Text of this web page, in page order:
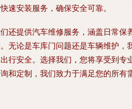
速安装服务，确保安全可靠。
还提供汽车维修服务，涵盖日常保
无论是车库门问题还是车辆维护，
行安全。选择我们，您将享受到专
和定制，我们致力于满足您的所有